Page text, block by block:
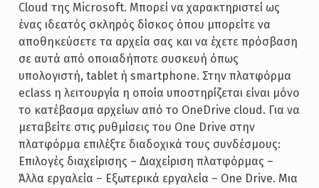
Cloud της Microsoft. Μπορεί να χαρακτηριστεί ως
ένας ιδεατός σκληρός δίσκος όπου μπορείτε να
αποθηκεύσετε τα αρχεία σας και να έχετε πρόσβαση
σε αυτά από οποιαδήποτε συσκευή όπως
υπολογιστή, tablet ή smartphone. Στην πλατφόρμα
eclass η λειτουργία η οποία υποστηρίζεται είναι μόνο
το κατέβασμα αρχείων από το OneDrive cloud. Για να
μεταβείτε στις ρυθμίσεις του One Drive στην
πλατφόρμα επιλέξτε διαδοχικά τους συνδέσμους:
Επιλογές διαχείρισης – Διαχείριση πλατφόρμας –
Άλλα εργαλεία – Εξωτερικά εργαλεία – One Drive. Μια